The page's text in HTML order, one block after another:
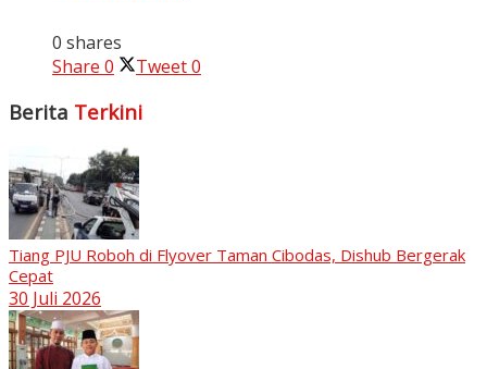
0 shares
Share 0 Tweet0
Berita Terkini
Tiang PJU Roboh di Flyover Taman Cibodas, Dishub Bergerak
Cepat
30 Juli 2026